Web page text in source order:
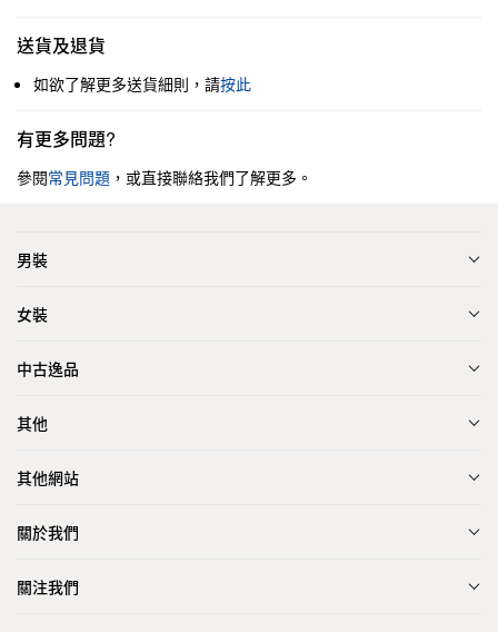
送貨及退貨
如欲了解更多送貨細則，請按此
有更多問題?
參閱常見問題 ，或直接聯絡我們了解更多。
男裝
女裝
中古逸品
其他
其他網站
關於我們
關注我們